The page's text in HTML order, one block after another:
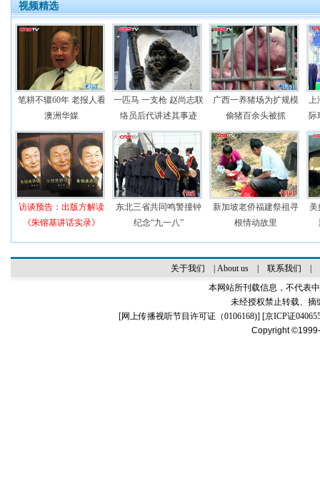
视频精选
笔耕不辍60年 老报人看
澳洲华媒
一匹马 一支枪 赵尚志联
络员后代讲述其事迹
广西一养猪场为扩规模
偷猪百余头被抓
上
际
访谈预告：出版方解读
《朱镕基讲话实录》
东北三省共同鸣警撞钟
纪念“九一八”
新加坡老侨福建祭祖寻
根情动故里
美
关于我们 About us| 联系我们
本网站所刊载信息，不代表
未经授权禁止转载、摘
[网上传播视听节目许可证（0106168)] [京ICP证
Copyright